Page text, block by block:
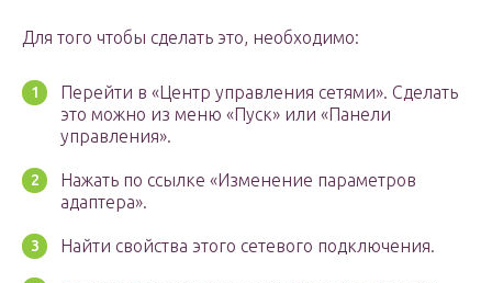
Для того чтобы сделать это, необходимо:
Перейти в «Центр управления сетями». Сделать
это можно из меню «Пуск» или «Панели
управления».
Нажать по ссылке «Изменение параметров
адаптера».
Найти свойства этого сетевого подключения.